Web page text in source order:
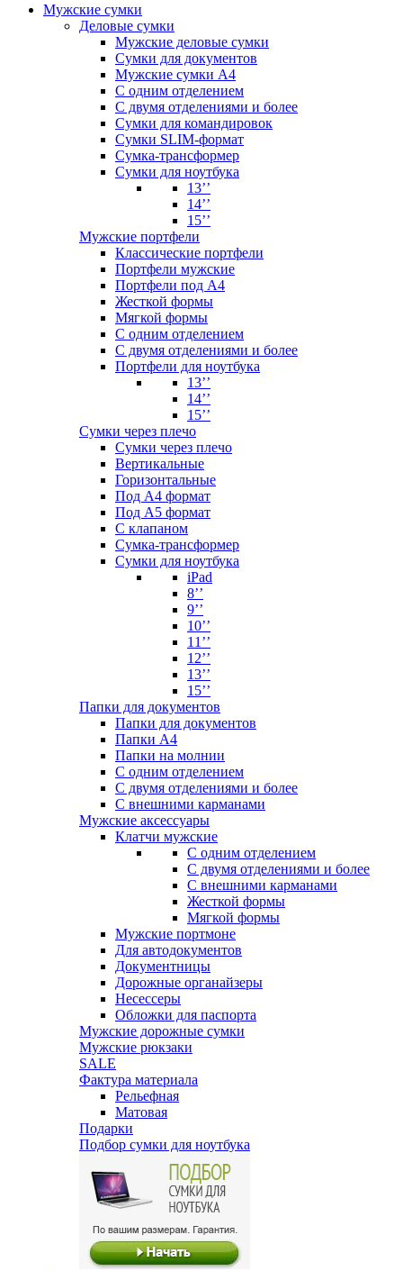
Мужские сумки
Деловые сумки
Мужские деловые сумки
Сумки для документов
Мужские сумки А4
С одним отделением
С двумя отделениями и более
Сумки для командировок
Сумки SLIM-формат
Сумка-трансформер
Сумки для ноутбука
13’’
14’’
15’’
Мужские портфели
Классические портфели
Портфели мужские
Портфели под А4
Жесткой формы
Мягкой формы
С одним отделением
С двумя отделениями и более
Портфели для ноутбука
13’’
14’’
15’’
Сумки через плечо
Сумки через плечо
Вертикальные
Горизонтальные
Под А4 формат
Под А5 формат
С клапаном
Сумка-трансформер
Сумки для ноутбука
iPad
8’’
9’’
10’’
11’’
12’’
13’’
15’’
Папки для документов
Папки для документов
Папки А4
Папки на молнии
С одним отделением
С двумя отделениями и более
С внешними карманами
Мужские аксессуары
Клатчи мужские
С одним отделением
С двумя отделениями и более
С внешними карманами
Жесткой формы
Мягкой формы
Мужские портмоне
Для автодокументов
Документницы
Дорожные органайзеры
Несессеры
Обложки для паспорта
Мужские дорожные сумки
Мужские рюкзаки
SALE
Фактура материала
Рельефная
Матовая
Подарки
Подбор сумки для ноутбука